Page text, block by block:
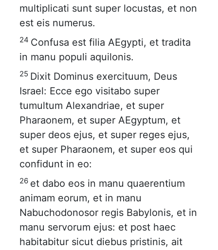
multiplicati sunt super locustas, et non
est eis numerus.
24 Confusa est filia AEgypti, et tradita
in manu populi aquilonis.
25 Dixit Dominus exercituum, Deus
Israel: Ecce ego visitabo super
tumultum Alexandriae, et super
Pharaonem, et super AEgyptum, et
super deos ejus, et super reges ejus,
et super Pharaonem, et super eos qui
confidunt in eo:
26 et dabo eos in manu quaerentium
animam eorum, et in manu
Nabuchodonosor regis Babylonis, et in
manu servorum ejus: et post haec
habitabitur sicut diebus pristinis, ait